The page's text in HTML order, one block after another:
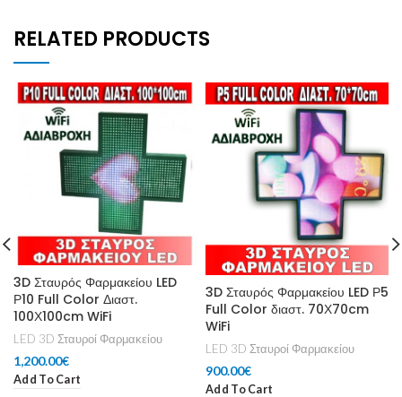
RELATED PRODUCTS
3D Σταυρός Φαρμακείου LED
Ρ10 Full Color Διαστ.
100Χ100cm WiFi
LED 3D Σταυροί Φαρμακείου
1,200.00€
Add To Cart
3D Σταυρός Φαρμακείου LED Ρ5
Full Color διαστ. 70Χ70cm
WiFi
LED 3D Σταυροί Φαρμακείου
900.00€
Add To Cart